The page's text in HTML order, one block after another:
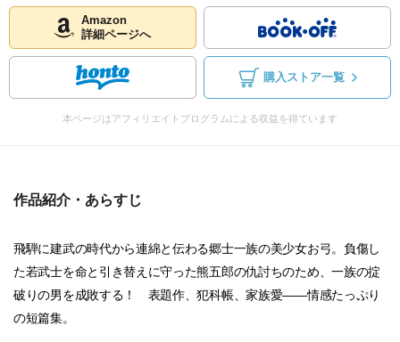
Amazon
詳細ページへ
購入ストア一覧
本ページはアフィリエイトプログラムによる収益を得ています
作品紹介・あらすじ
飛騨に建武の時代から連綿と伝わる郷士一族の美少女お弓。負傷し
た若武士を命と引き替えに守った熊五郎の仇討ちのため、一族の掟
破りの男を成敗する！ 表題作、犯科帳、家族愛――情感たっぷり
の短篇集。